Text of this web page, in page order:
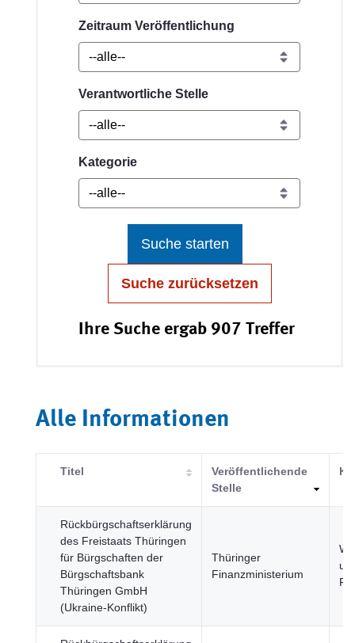
Zeitraum Veröffentlichung
Verantwortliche Stelle
Kategorie
Suche starten
Suche zurücksetzen
Ihre Suche ergab 907 Treffer
Alle Informationen
Titel
Veröffentlichende
Stelle
Rückbürgschaftserklärung
des Freistaats Thüringen
für Bürgschaften der
Bürgschaftsbank
Thüringen GmbH
(Ukraine-Konflikt)
Thüringer
Finanzministerium